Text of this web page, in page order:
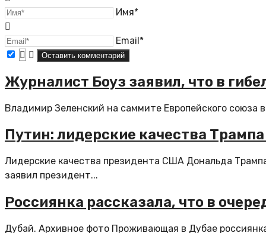
Имя*
Email*
Журналист Боуз заявил, что в
Владимир Зеленский на саммите Европейского
Путин: лидерские качества
Лидерские качества президента США Дональда
заявил президент...
Россиянка рассказала, что в
Дубай. Архивное фото Проживающая в Дубае